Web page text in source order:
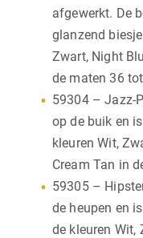
afgewerkt. De
glanzend
Zwart, Night
de maten 36
59304 – Jazz-
op de buik en
kleuren Wit,
Cream Tan in
59305 –
de heupen en
de kleuren Wit,